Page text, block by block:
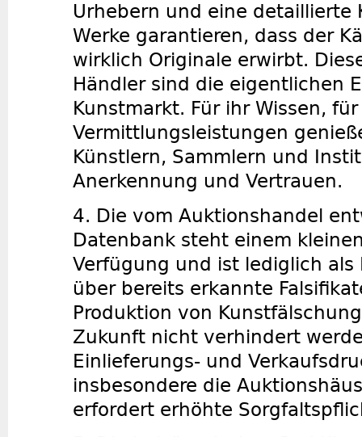
Urhebern und eine detaillierte
Werke garantieren, dass der
wirklich Originale erwirbt.
Händler sind die eigentlichen
Kunstmarkt. Für ihr Wissen,
Vermittlungsleistungen
Künstlern, Sammlern und
Anerkennung und Vertrauen.
4. Die vom Auktionshandel
Datenbank steht einem
Verfügung und ist lediglich
über bereits erkannte
Produktion von
Zukunft nicht verhindert
Einlieferungs- und
insbesondere die
erfordert erhöhte